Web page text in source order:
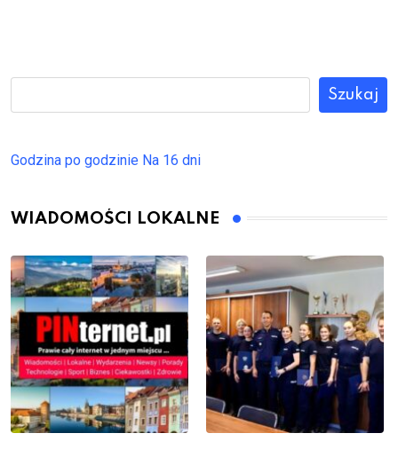
Szukaj
Godzina po godzinie Na 16 dni
WIADOMOŚCI LOKALNE